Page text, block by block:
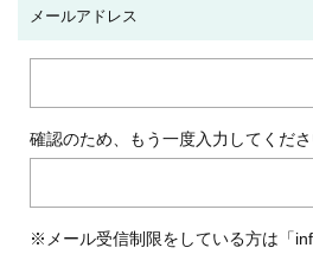
メールアドレス
確認のため、もう一度入力してくださ
※メール受信制限をしている方は「